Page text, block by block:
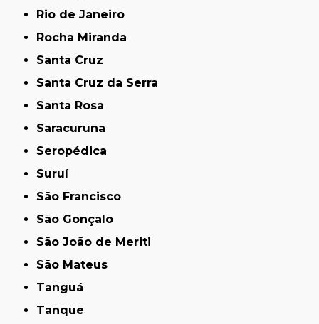
Rio de Janeiro
Rocha Miranda
Santa Cruz
Santa Cruz da Serra
Santa Rosa
Saracuruna
Seropédica
Suruí
São Francisco
São Gonçalo
São João de Meriti
São Mateus
Tanguá
Tanque